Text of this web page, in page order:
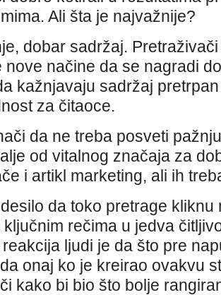
Ali šta je najvažnije?
dobar sadržaj.
nove načine da se nagradi
kažnjavaju sadržaj
za čitaoce.
da ne treba posveti
od vitalnog značaja za
i artikl marketing, ali ih
da toko pretrage
rečima u jedva
ljudi je da što pre
onaj ko je kreirao ovakvu
kako bi bio što bolje